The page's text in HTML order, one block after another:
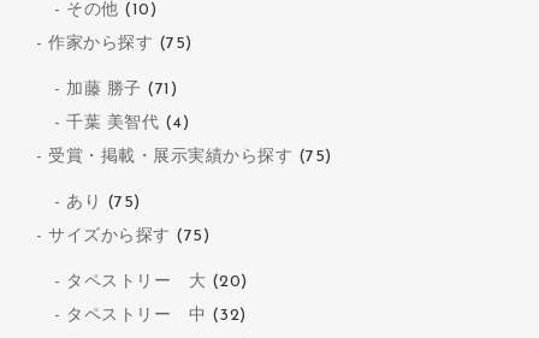
その他 (10)
作家から探す (75)
加藤 勝子 (71)
千葉 美智代 (4)
受賞・掲載・展示実績から探す (75)
あり (75)
サイズから探す (75)
タペストリー 大 (20)
タペストリー 中 (32)